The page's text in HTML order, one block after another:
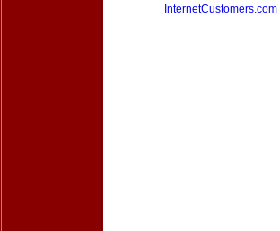
InternetCustomers.com|